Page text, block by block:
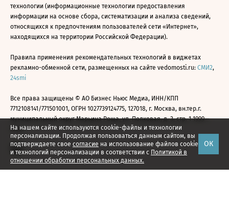
На нашем сайте используются cookie-файлы и технологии
персонализации. Продолжая пользоваться данным сайтом, вы
подтверждаете свое согласие на использование файлов cookie
и технологий персонализации в соответствии с Политикой в
отношении обработки персональных данных.
ОК
технологии (информационные технологии предоставления
информации на основе сбора, систематизации и анализа сведений,
относящихся к предпочтениям пользователей сети «Интернет»,
находящихся на территории Российской Федерации).
Правила применения рекомендательных технологий в виджетах
рекламно-обменной сети, размещенных на сайте vedomosti.ru: СМИ2,
24smi
Все права защищены © АО Бизнес Ньюс Медиа, ИНН/КПП
7712108141/771501001, ОГРН 1027739124775, 127018, г. Москва, вн.тер.г.
муниципальный округ Марьина Роща, ул. Полковая, д. 3, стр. 1 1999—
2026